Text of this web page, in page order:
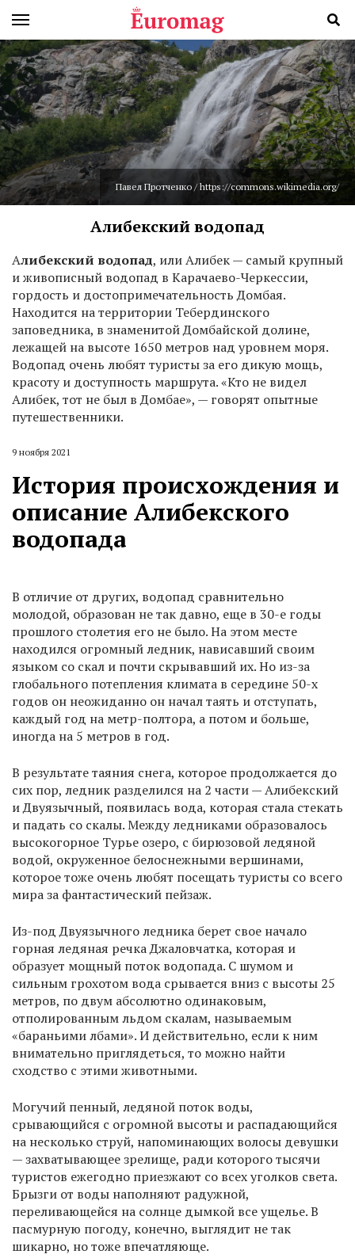
Павел Протченко / https://commons.wikimedia.org/
Алибекский водопад
Алибекский водопад, или Алибек — самый крупный
и живописный водопад в Карачаево-Черкессии,
гордость и достопримечательность Домбая.
Находится на территории Тебердинского
заповедника, в знаменитой Домбайской долине,
лежащей на высоте 1650 метров над уровнем моря.
Водопад очень любят туристы за его дикую мощь,
красоту и доступность маршрута. «Кто не видел
Алибек, тот не был в Домбае», — говорят опытные
путешественники.
9 ноября 2021
История происхождения и
описание Алибекского
водопада
В отличие от других, водопад сравнительно
молодой, образован не так давно, еще в 30-е годы
прошлого столетия его не было. На этом месте
находился огромный ледник, нависавший своим
языком со скал и почти скрывавший их. Но из-за
глобального потепления климата в середине 50-х
годов он неожиданно он начал таять и отступать,
каждый год на метр-полтора, а потом и больше,
иногда на 5 метров в год.
В результате таяния снега, которое продолжается до
сих пор, ледник разделился на 2 части — Алибекский
и Двуязычный, появилась вода, которая стала стекать
и падать со скалы. Между ледниками образовалось
высокогорное Турье озеро, с бирюзовой ледяной
водой, окруженное белоснежными вершинами,
которое тоже очень любят посещать туристы со всего
мира за фантастический пейзаж.
Из-под Двуязычного ледника берет свое начало
горная ледяная речка Джаловчатка, которая и
образует мощный поток водопада. С шумом и
сильным грохотом вода срывается вниз с высоты 25
метров, по двум абсолютно одинаковым,
отполированным льдом скалам, называемым
«бараньими лбами». И действительно, если к ним
внимательно приглядеться, то можно найти
сходство с этими животными.
Могучий пенный, ледяной поток воды,
срывающийся с огромной высоты и распадающийся
на несколько струй, напоминающих волосы девушки
— захватывающее зрелище, ради которого тысячи
туристов ежегодно приезжают со всех уголков света.
Брызги от воды наполняют радужной,
переливающейся на солнце дымкой все ущелье. В
пасмурную погоду, конечно, выглядит не так
шикарно, но тоже впечатляюще.